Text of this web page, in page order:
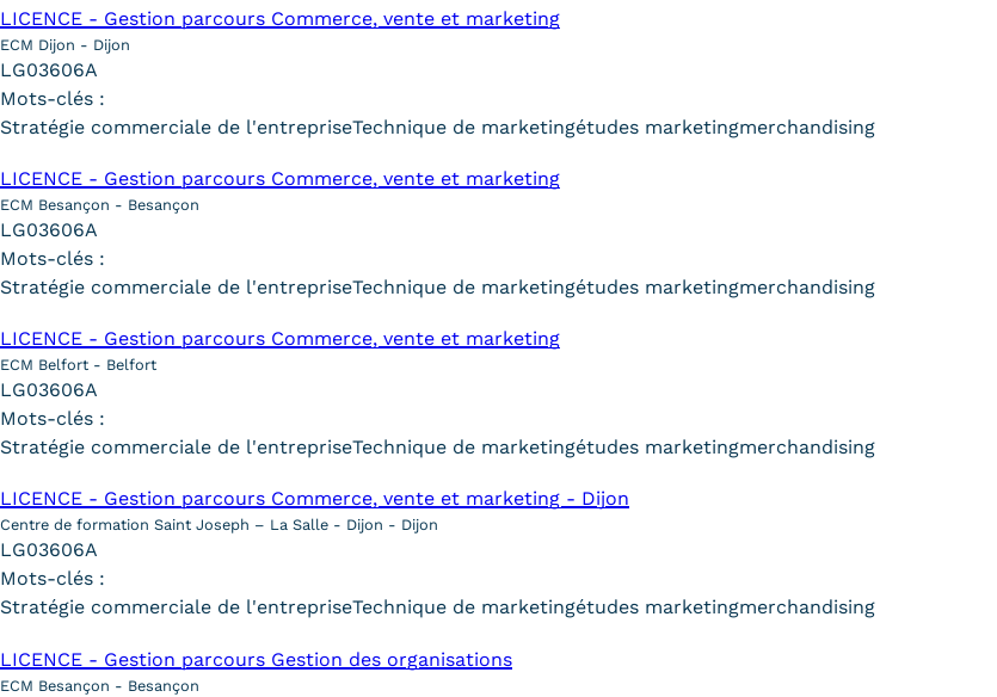
LICENCE - Gestion parcours Commerce, vente et marketing
ECM Dijon - Dijon
LG03606A
Mots-clés :
Stratégie commerciale de l'entrepriseTechnique de marketingétudes marketingmerchandising
LICENCE - Gestion parcours Commerce, vente et marketing
ECM Besançon - Besançon
LG03606A
Mots-clés :
Stratégie commerciale de l'entrepriseTechnique de marketingétudes marketingmerchandising
LICENCE - Gestion parcours Commerce, vente et marketing
ECM Belfort - Belfort
LG03606A
Mots-clés :
Stratégie commerciale de l'entrepriseTechnique de marketingétudes marketingmerchandising
LICENCE - Gestion parcours Commerce, vente et marketing - Dijon
Centre de formation Saint Joseph – La Salle - Dijon - Dijon
LG03606A
Mots-clés :
Stratégie commerciale de l'entrepriseTechnique de marketingétudes marketingmerchandising
LICENCE - Gestion parcours Gestion des organisations
ECM Besançon - Besançon